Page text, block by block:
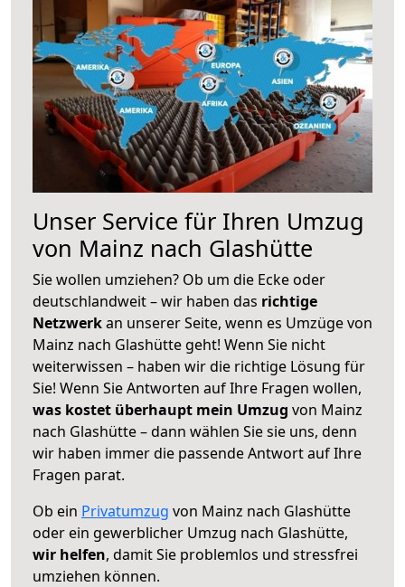
Unser Service für Ihren Umzug
von Mainz nach Glashütte
Sie wollen umziehen? Ob um die Ecke oder
deutschlandweit – wir haben das richtige
Netzwerkan unserer Seite, wenn es Umzüge von
Mainz nach Glashütte geht! Wenn Sie nicht
weiterwissen – haben wir die richtige Lösung für
Sie! Wenn Sie Antworten auf Ihre Fragen wollen,
was kostet überhaupt mein Umzug von Mainz
nach Glashütte – dann wählen Sie sie uns, denn
wir haben immer die passende Antwort auf Ihre
Fragen parat.
Ob ein Privatumzug von Mainz nach Glashütte
oder ein gewerblicher Umzug nach Glashütte,
wir helfen, damit Sie problemlos und stressfrei
umziehen können.